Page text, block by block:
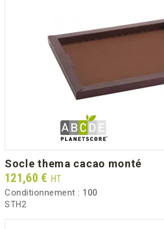
socle thema cacao monté
Prix
121,60 € HT
Conditionnement : 100
STH2